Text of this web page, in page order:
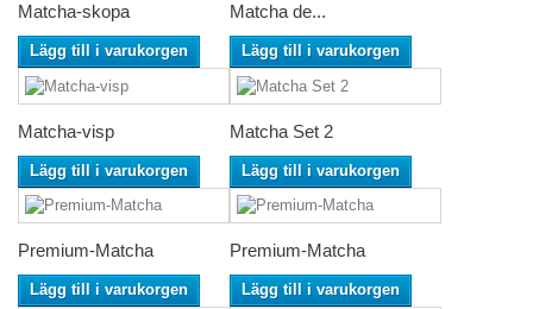
Matcha-skopa
Lägg till i varukorgen
Matcha de...
Lägg till i varukorgen
Matcha-visp
Lägg till i varukorgen
Matcha Set 2
Lägg till i varukorgen
Premium-Matcha
Lägg till i varukorgen
Premium-Matcha
Lägg till i varukorgen